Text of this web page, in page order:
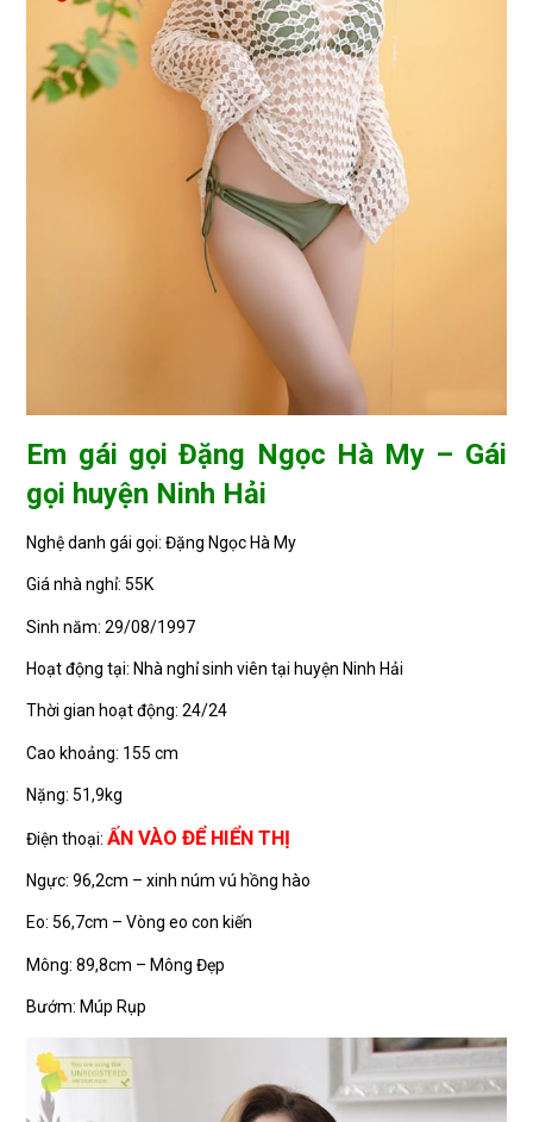
Em gái gọi Đặng Ngọc Hà My – Gái
gọi huyện Ninh Hải
Nghệ danh gái gọi: Đặng Ngọc Hà My
Giá nhà nghỉ: 55K
Sinh năm: 29/08/1997
Hoạt động tại: Nhà nghỉ sinh viên tại huyện Ninh Hải
Thời gian hoạt động: 24/24
Cao khoảng: 155 cm
Nặng: 51,9kg
Điện thoại:ẤN VÀO ĐỂ HIỂN THỊ
Ngực: 96,2cm – xinh núm vú hồng hào
Eo: 56,7cm – Vòng eo con kiến
Mông: 89,8cm – Mông Đẹp
Bướm: Múp Rụp